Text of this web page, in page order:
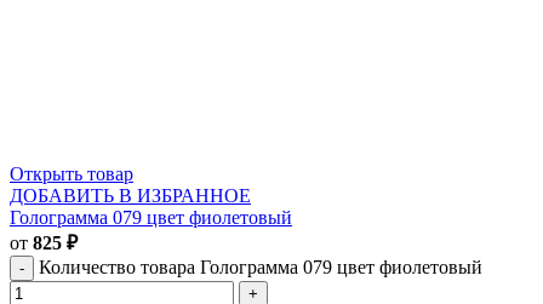
Открыть товар
ДОБАВИТЬ В ИЗБРАННОЕ
Голограмма 079 цвет фиолетовый
от 825 ₽
Количество товара Голограмма 079 цвет фиолетовый